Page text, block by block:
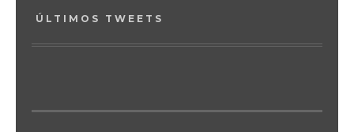
ÚLTIMOS TWEETS